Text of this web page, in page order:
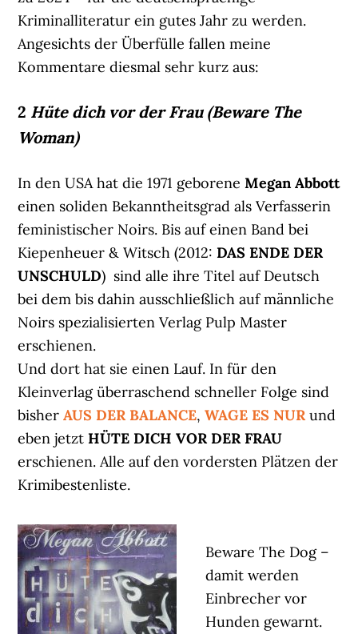
Kriminalliteratur ein gutes Jahr zu werden.
Angesichts der Überfülle fallen meine
Kommentare diesmal sehr kurz aus:
2 Hüte dich vor der Frau (Beware The
Woman)
In den USA hat die 1971 geboreneMegan Abbott
einen soliden Bekanntheitsgrad als Verfasserin
feministischer Noirs. Bis auf einen Band bei
Kiepenheuer & Witsch (2012:DAS ENDE DER
UNSCHULD) sind alle ihre Titel auf Deutsch
bei dem bis dahin ausschließlich auf männliche
Noirs spezialisierten Verlag Pulp Master
erschienen.
Und dort hat sie einen Lauf. In für den
Kleinverlag überraschend schneller Folge sind
bisherAUS DER BALANCE,WAGE ES NUR und
eben jetztHÜTE DICH VOR DER FRAU
erschienen. Alle auf den vordersten Plätzen der
Krimibestenliste.
Beware The Dog –
damit werden
Einbrecher vor
Hunden gewarnt.